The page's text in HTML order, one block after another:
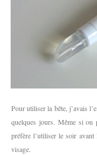
Pour utiliser la bête, j’avais
quelques jours. Même si on
préfère l’utiliser le soir
visage.